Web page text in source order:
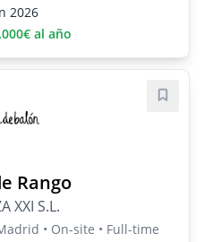
2026
al año
Rango
XXI S.L.
• On-site • Full-time
Save